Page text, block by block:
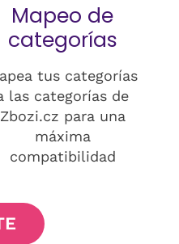
Mapeo de
categorías
tus categorías
las categorías de
Zbozi.cz para una
máxima
compatibilidad